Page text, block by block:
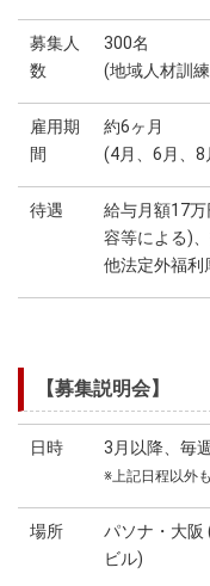
募集人
数
300名
(地域人材訓
雇用期
間
約6ヶ月
(4月、6月、8
待遇
給与月額17
容等による)
他法定外福利
【募集説明会】
日時 3月以降、毎
※上記日程以外
場所
パソナ・大
ビル)